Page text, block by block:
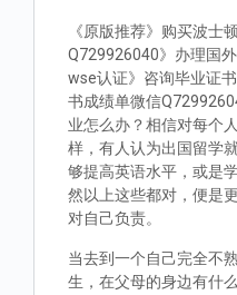
《原版推荐》购买波士
Q729926040》办理国
wse认证》咨询毕业证
书成绩单微信
业怎么办？相信对每个
样，有人认为出国留学
够提高英语水平，或是
然以上这些都对，便是
对自己负责。
当去到一个自己完全不
生，在父母的身边有什